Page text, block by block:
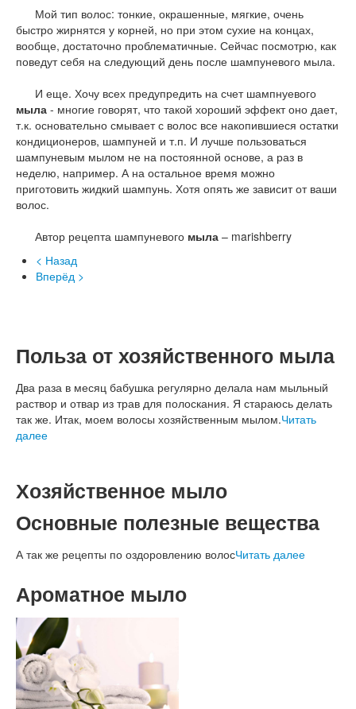
Мой тип волос: тонкие, окрашенные, мягкие, очень
быстро жирнятся у корней, но при этом сухие на концах,
вообще, достаточно проблематичные. Сейчас посмотрю, как
поведут себя на следующий день после шампуневого мыла.
И еще. Хочу всех предупредить на счет шампнуевого
мыла - многие говорят, что такой хороший эффект оно дает,
т.к. основательно смывает с волос все накопившиеся остатки
кондиционеров, шампуней и т.п. И лучше пользоваться
шампуневым мылом не на постоянной основе, а раз в
неделю, например. А на остальное время можно
приготовить жидкий шампунь. Хотя опять же зависит от ваши
волос.
Автор рецепта шампуневого мыла – marishberry
< Назад
Вперёд >
Польза от хозяйственного мыла
Два раза в месяц бабушка регулярно делала нам мыльный
раствор и отвар из трав для полоскания. Я стараюсь делать
так же. Итак, моем волосы хозяйственным мылом.Читать
далее
Хозяйственное мыло
Основные полезные вещества
А так же рецепты по оздоровлению волосЧитать далее
Ароматное мыло